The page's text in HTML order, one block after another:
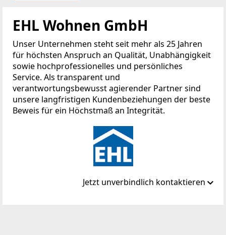
EHL Wohnen GmbH
Unser Unternehmen steht seit mehr als 25 Jahren
für höchsten Anspruch an Qualität, Unabhängigkeit
sowie hochprofessionelles und persönliches
Service. Als transparent und
verantwortungsbewusst agierender Partner sind
unsere langfristigen Kundenbeziehungen der beste
Beweis für ein Höchstmaß an Integrität.
Jetzt unverbindlich kontaktieren